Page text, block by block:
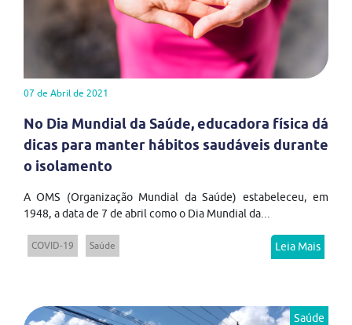
07 de Abril de 2021
No Dia Mundial da Saúde, educadora física dá
dicas para manter hábitos saudáveis durante
o isolamento
A OMS (Organização Mundial da Saúde) estabeleceu, em
1948, a data de 7 de abril como o Dia Mundial da...
COVID-19 Saúde Leia Mais
Saúde